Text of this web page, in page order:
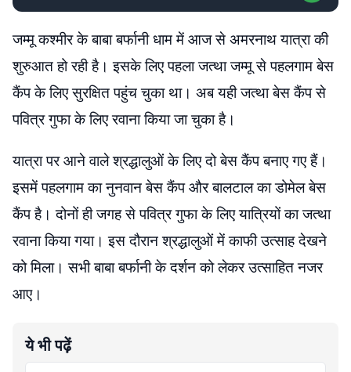
जम्मू कश्मीर के बाबा बर्फानी धाम में आज से अमरनाथ यात्रा की
शुरुआत हो रही है। इसके लिए पहला जत्था जम्मू से पहलगाम बेस
कैंप के लिए सुरक्षित पहुंच चुका था। अब यही जत्था बेस कैंप से
पवित्र गुफा के लिए रवाना किया जा चुका है।
यात्रा पर आने वाले श्रद्धालुओं के लिए दो बेस कैंप बनाए गए हैं।
इसमें पहलगाम का नुनवान बेस कैंप और बालटाल का डोमेल बेस
कैंप है। दोनों ही जगह से पवित्र गुफा के लिए यात्रियों का जत्था
रवाना किया गया। इस दौरान श्रद्धालुओं में काफी उत्साह देखने
को मिला। सभी बाबा बर्फानी के दर्शन को लेकर उत्साहित नजर
आए।
ये भी पढ़ें